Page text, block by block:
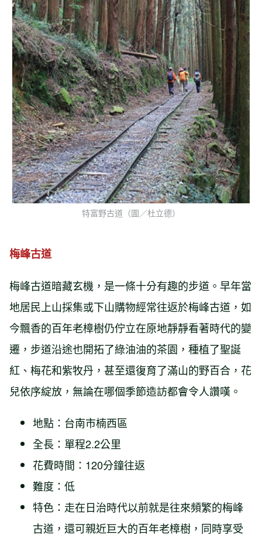
特富野古道（圖／杜立德）
梅峰古道
梅峰古道暗藏玄機，是一條十分有趣的步道。早年當
地居民上山採集或下山購物經常往返於梅峰古道，如
今飄香的百年老樟樹仍佇立在原地靜靜看著時代的變
遷，步道沿途也開拓了綠油油的茶園，種植了聖誕
紅、梅花和紫牧丹，甚至還復育了滿山的野百合，花
兒依序綻放，無論在哪個季節造訪都會令人讚嘆。
地點：台南市楠西區
全長：單程2.2公里
花費時間：120分鐘往返
難度：低
特色：走在日治時代以前就是往來頻繁的梅峰
古道，還可親近巨大的百年老樟樹，同時享受